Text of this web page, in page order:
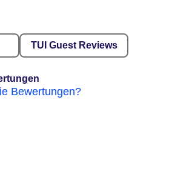
TUI Guest Reviews
Bewertungen?